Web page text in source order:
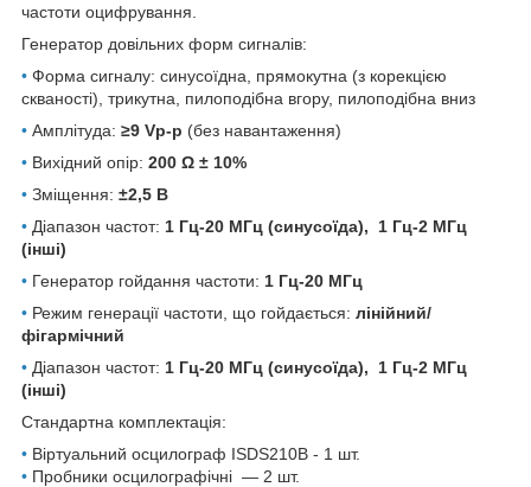
частоти оцифрування.
Генератор довільних форм сигналів:
• Форма сигналу: синусоїдна, прямокутна (з корекцією
скваності), трикутна, пилоподібна вгору, пилоподібна вниз
• Амплітуда: ≥9 Vp-p (без навантаження)
• Вихідний опір: 200 Ω ± 10%
• Зміщення: ±2,5 В
• Діапазон частот: 1 Гц-20 МГц (синусоїда), 1 Гц-2 МГц
(інші)
• Генератор гойдання частоти: 1 Гц-20 МГц
• Режим генерації частоти, що гойдається: лінійний/
фігармічний
• Діапазон частот: 1 Гц-20 МГц (синусоїда), 1 Гц-2 МГц
(інші)
Стандартна комплектація:
• Віртуальний осцилограф ISDS210B - 1 шт.
• Пробники осцилографічні — 2 шт.